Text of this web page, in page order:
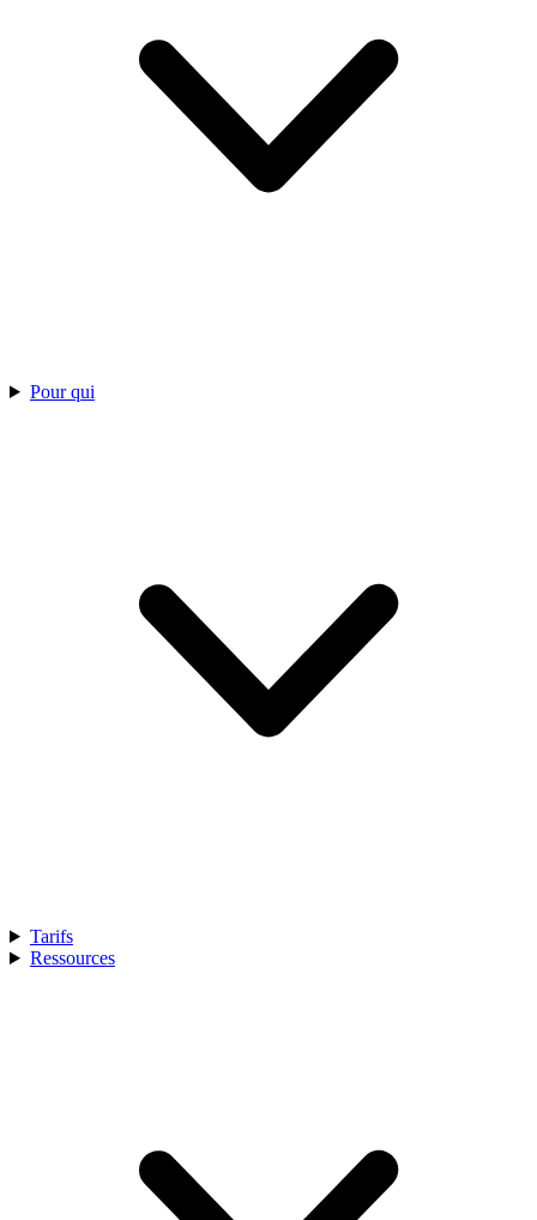
Pour qui
Tarifs
Ressources